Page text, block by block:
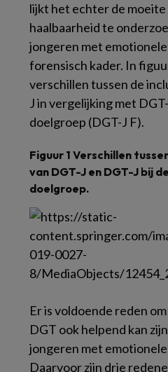
lijkt het echter de moeite
haalbaarheid te
jongeren met
forensisch kader. In
verschillen tussen de
J in vergelijking met
doelgroep (DGT-J F).
Figuur 1 Verschillen
van DGT-J en DGT-J bij
doelgroep.
Er is voldoende reden
DGT ook helpend kan
jongeren met
Daarvoor zijn drie